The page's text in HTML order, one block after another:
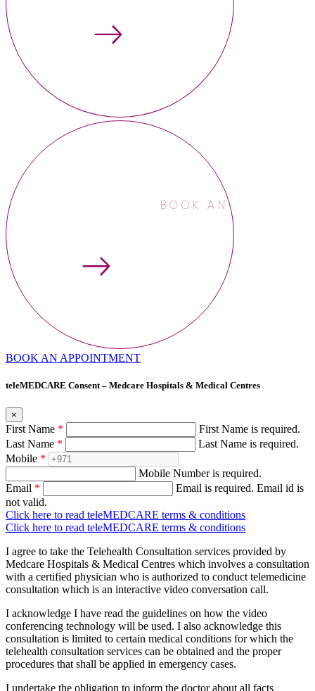
BOOK AN
BOOK AN APPOINTMENT
teleMEDCARE Consent – Medcare Hospitals & Medical Centres
×
First Name *
First Name is required.
Last Name *
Last Name is required.
Mobile *
Mobile Number is required.
Email * Email is required. Email id is
not valid.
Click here to read teleMEDCARE terms & conditions
Click here to read teleMEDCARE terms & conditions
I agree to take the Telehealth Consultation services provided by
Medcare Hospitals & Medical Centres which involves a consultation
with a certified physician who is authorized to conduct telemedicine
consultation which is an interactive video conversation call.
I acknowledge I have read the guidelines on how the video
conferencing technology will be used. I also acknowledge this
consultation is limited to certain medical conditions for which the
telehealth consultation services can be obtained and the proper
procedures that shall be applied in emergency cases.
I undertake the obligation to inform the doctor about all facts